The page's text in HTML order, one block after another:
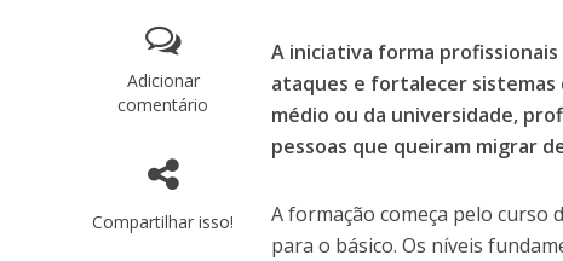
Adicionar
comentário
Compartilhar isso!
A iniciativa forma
ataques e fortalecer
médio ou da universidade,
pessoas que queiram migrar
A formação começa pelo curso
para o básico. Os níveis